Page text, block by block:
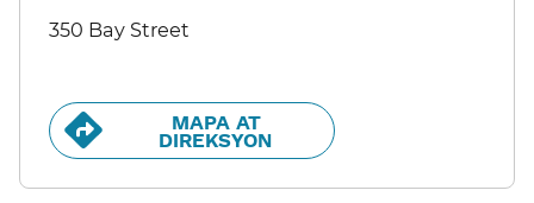
350 Bay Street
MAPA AT
DIREKSYON​​